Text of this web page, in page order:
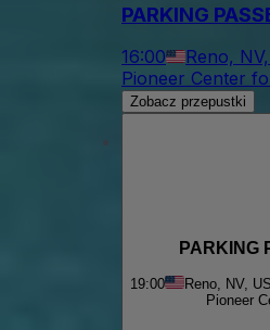
PARKING
16:00 Reno,
Pioneer Center
Zobacz przepustki
19:00 Reno, NV,
Pioneer